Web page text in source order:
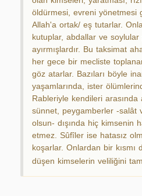
öldürmesi, evreni yönetmesi
Allah'a ortak/ eş tutarlar.
kutuplar, abdallar ve
ayırmışlardır. Bu taksimat
her gece bir mecliste
göz atarlar. Bazıları böyle
yaşamlarında, ister
Rableriyle kendileri
sünnet, peygamberler -salât
olsun- dışında hiç kimsenin
etmez. Sûfîler ise hatasız
koşarlar. Onlardan bir
düşen kimselerin veliliğini